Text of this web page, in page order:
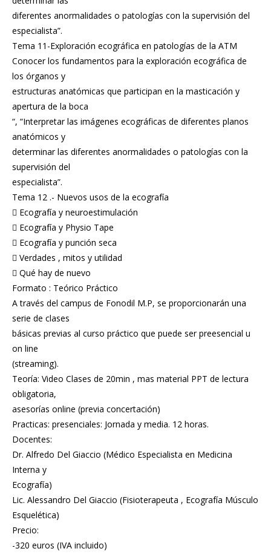
diferentes anormalidades o patologías con la supervisión del
especialista”.
Tema 11-Exploración ecográfica en patologías de la ATM
Conocer los fundamentos para la exploración ecográfica de
los órganos y
estructuras anatómicas que participan en la masticación y
apertura de la boca
“, “Interpretar las imágenes ecográficas de diferentes planos
anatómicos y
determinar las diferentes anormalidades o patologías con la
supervisión del
especialista”.
Tema 12 .- Nuevos usos de la ecografía
 Ecografía y neuroestimulación
 Ecografía y Physio Tape
 Ecografía y punción seca
 Verdades , mitos y utilidad
 Qué hay de nuevo
Formato : Teórico Práctico
A través del campus de Fonodil M.P, se proporcionarán una
serie de clases
básicas previas al curso práctico que puede ser preesencial u
on line
(streaming).
Teoría: Video Clases de 20min , mas material PPT de lectura
obligatoria,
asesorías online (previa concertación)
Practicas: presenciales: Jornada y media. 12 horas.
Docentes:
Dr. Alfredo Del Giaccio (Médico Especialista en Medicina
Interna y
Ecografía)
Lic. Alessandro Del Giaccio (Fisioterapeuta , Ecografía Músculo
Esquelética)
Precio:
-320 euros (IVA incluido)